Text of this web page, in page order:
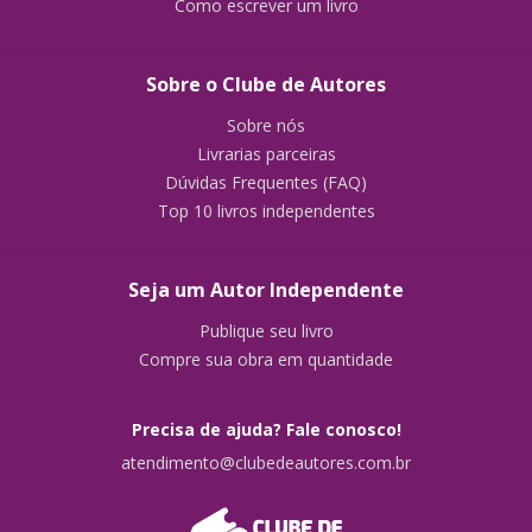
Como escrever um livro
Sobre o Clube de Autores
Sobre nós
Livrarias parceiras
Dúvidas Frequentes (FAQ)
Top 10 livros independentes
Seja um Autor Independente
Publique seu livro
Compre sua obra em quantidade
Precisa de ajuda? Fale conosco!
atendimento@clubedeautores.com.br